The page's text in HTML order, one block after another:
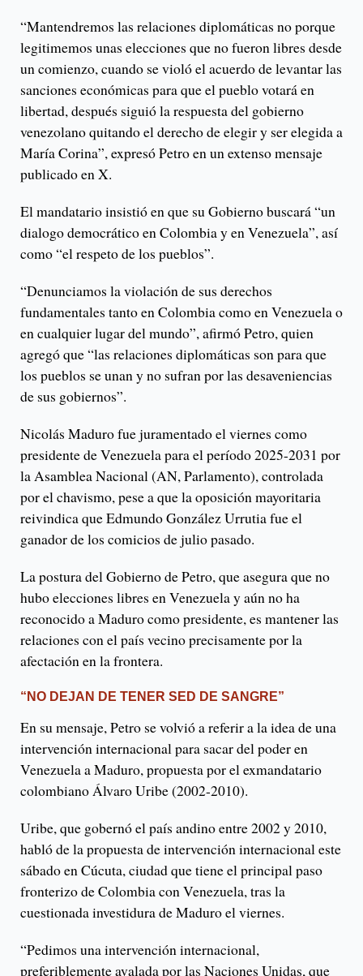
“Mantendremos las relaciones diplomáticas no porque
legitimemos unas elecciones que no fueron libres desde
un comienzo, cuando se violó el acuerdo de levantar las
sanciones económicas para que el pueblo votará en
libertad, después siguió la respuesta del gobierno
venezolano quitando el derecho de elegir y ser elegida a
María Corina”, expresó Petro en un extenso mensaje
publicado en X.
El mandatario insistió en que su Gobierno buscará “un
dialogo democrático en Colombia y en Venezuela”, así
como “el respeto de los pueblos”.
“Denunciamos la violación de sus derechos
fundamentales tanto en Colombia como en Venezuela o
en cualquier lugar del mundo”, afirmó Petro, quien
agregó que “las relaciones diplomáticas son para que
los pueblos se unan y no sufran por las desaveniencias
de sus gobiernos”.
Nicolás Maduro fue juramentado el viernes como
presidente de Venezuela para el período 2025-2031 por
la Asamblea Nacional (AN, Parlamento), controlada
por el chavismo, pese a que la oposición mayoritaria
reivindica que Edmundo González Urrutia fue el
ganador de los comicios de julio pasado.
La postura del Gobierno de Petro, que asegura que no
hubo elecciones libres en Venezuela y aún no ha
reconocido a Maduro como presidente, es mantener las
relaciones con el país vecino precisamente por la
afectación en la frontera.
“NO DEJAN DE TENER SED DE SANGRE”
En su mensaje, Petro se volvió a referir a la idea de una
intervención internacional para sacar del poder en
Venezuela a Maduro, propuesta por el exmandatario
colombiano Álvaro Uribe (2002-2010).
Uribe, que gobernó el país andino entre 2002 y 2010,
habló de la propuesta de intervención internacional este
sábado en Cúcuta, ciudad que tiene el principal paso
fronterizo de Colombia con Venezuela, tras la
cuestionada investidura de Maduro el viernes.
“Pedimos una intervención internacional,
preferiblemente avalada por las Naciones Unidas, que